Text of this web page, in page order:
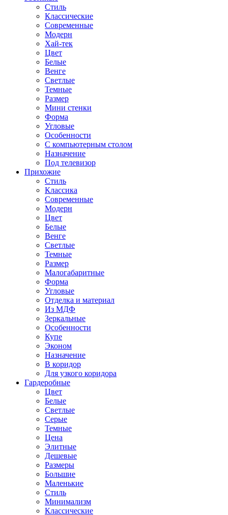
Стиль
Классические
Современные
Модерн
Хай-тек
Цвет
Белые
Венге
Светлые
Темные
Размер
Мини стенки
Форма
Угловые
Особенности
С компьютерным столом
Назначение
Под телевизор
Прихожие
Стиль
Классика
Современные
Модерн
Цвет
Белые
Венге
Светлые
Темные
Размер
Малогабаритные
Форма
Угловые
Отделка и материал
Из МДФ
Зеркальные
Особенности
Купе
Эконом
Назначение
В коридор
Для узкого коридора
Гардеробные
Цвет
Белые
Светлые
Серые
Темные
Цена
Элитные
Дешевые
Размеры
Большие
Маленькие
Стиль
Минимализм
Классические